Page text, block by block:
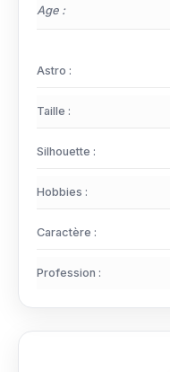
Age :
Astro :
Taille :
Silhouette :
Hobbies :
Caractère :
Profession :